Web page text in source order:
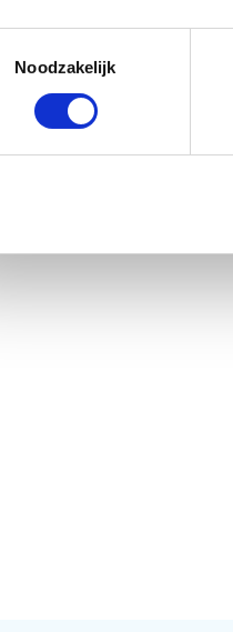
Noodzakelijk
Horka
Wit
Niet op